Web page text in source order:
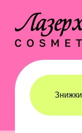
Знижки